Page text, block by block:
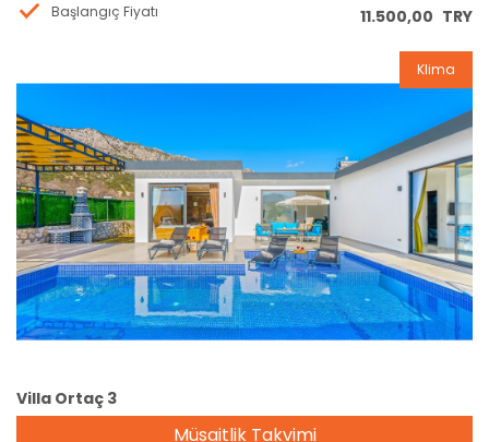
Başlangıç Fiyatı
11.500,00 TRY
Rezervasyon
Klima
Villa Ortaç 3
Müsaitlik Takvimi